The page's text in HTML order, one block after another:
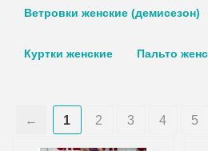
Ветровки женские (демисезон)
Куртки женские Пальто
1 2 3 4 5